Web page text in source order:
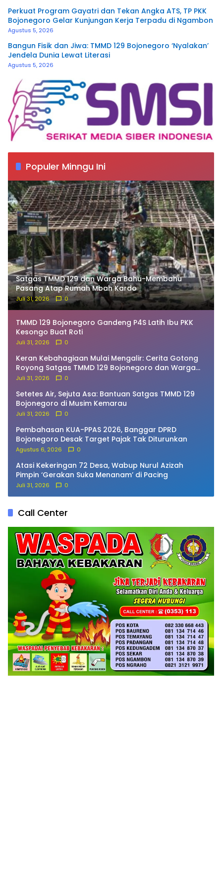
Perkuat Program Gayatri dan Tekan Angka ATS, TP PKK
Bojonegoro Gelar Kunjungan Kerja Terpadu di Ngambon
Agustus 5, 2026
Bangun Fisik dan Jiwa: TMMD 129 Bojonegoro ‘Nyalakan’
Jendela Dunia Lewat Literasi
Agustus 5, 2026
Populer Minngu Ini
Satgas TMMD 129 dan Warga Bahu-Membahu
Pasang Atap Rumah Mbah Kardo
Juli 31, 2026 0
TMMD 129 Bojonegoro Gandeng P4S Latih Ibu PKK
Kesongo Buat Roti
Juli 31, 2026 0
Keran Kebahagiaan Mulai Mengalir: Cerita Gotong
Royong Satgas TMMD 129 Bojonegoro dan Warga
Bekatul
Juli 31, 2026 0
Setetes Air, Sejuta Asa: Bantuan Satgas TMMD 129
Bojonegoro di Musim Kemarau
Juli 31, 2026 0
Pembahasan KUA-PPAS 2026, Banggar DPRD
Bojonegoro Desak Target Pajak Tak Diturunkan
Agustus 6, 2026 0
Atasi Kekeringan 72 Desa, Wabup Nurul Azizah
Pimpin ‘Gerakan Suka Menanam’ di Pacing
Juli 31, 2026 0
Call Center